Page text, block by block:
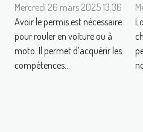
réussir que le code
auto ?
Mercredi 26 mars 2025 13:36
Avoir le permis est nécessaire
pour rouler en voiture ou à
moto. Il permet d’acquérir les
compétences...
: